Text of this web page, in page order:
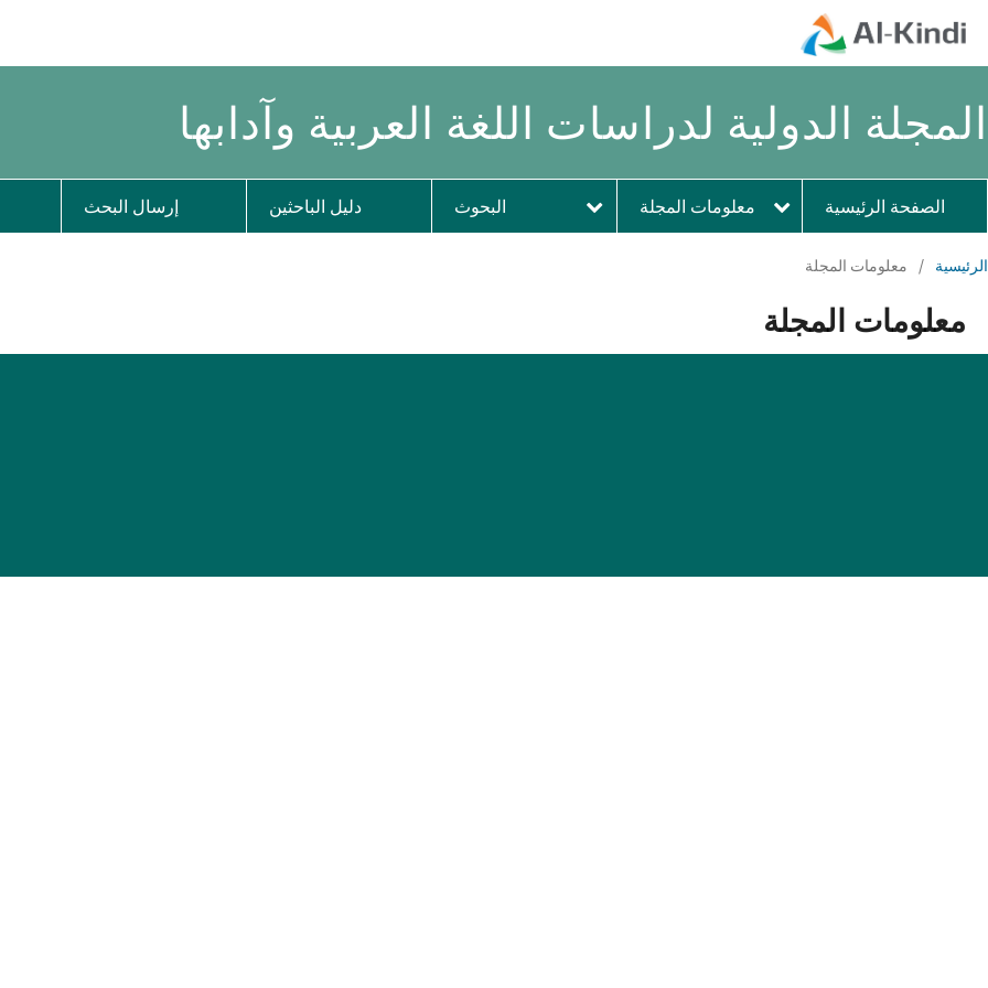
المجلة الدولية لدراسات اللغة العربية وآدابها
الصفحة الرئيسية معلومات المجلة البحوث دليل الباحثين إرسال البحث
الرئيسية / معلومات المجلة
معلومات المجلة